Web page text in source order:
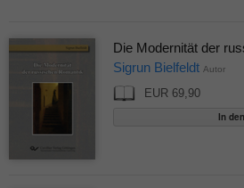
Die Modernität der
Sigrun Bielfeldt Autor
EUR 69,90